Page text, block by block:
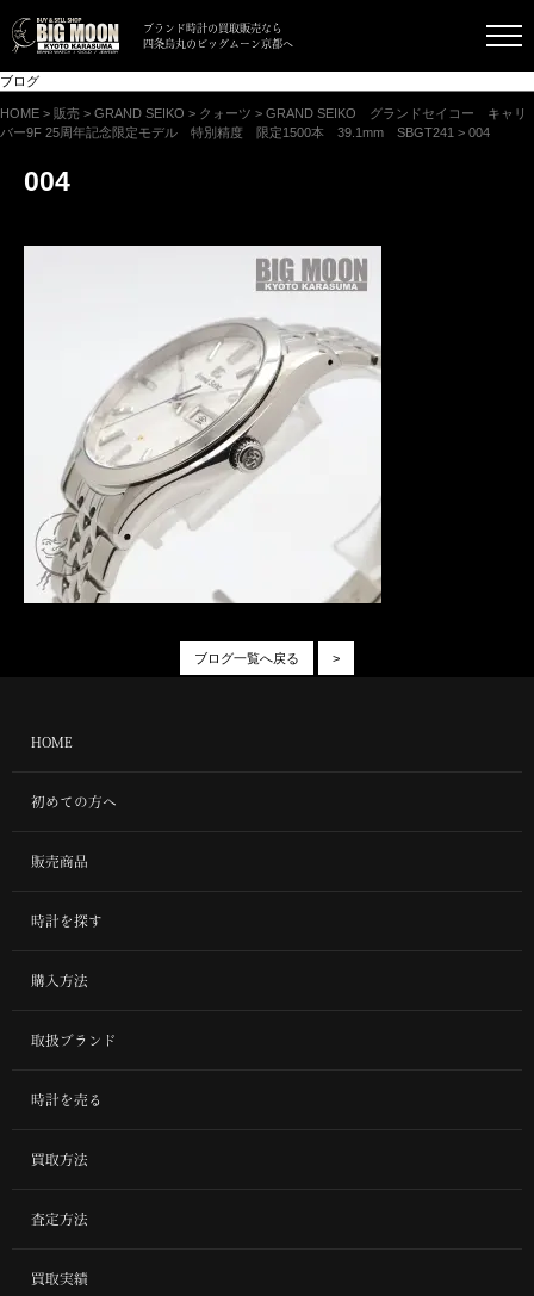
ブランド時計の買取販売なら
四条烏丸のビッグムーン京都へ
ブログ
HOME > 販売 > GRAND SEIKO > クォーツ > GRAND SEIKO グランドセイコー キャリ
バー9F 25周年記念限定モデル 特別精度 限定1500本 39.1mm SBGT241 > 004
004
>
ブログ一覧へ戻る
HOME
初めての方へ
販売商品
時計を探す
購入方法
取扱ブランド
時計を売る
買取方法
査定方法
買取実績